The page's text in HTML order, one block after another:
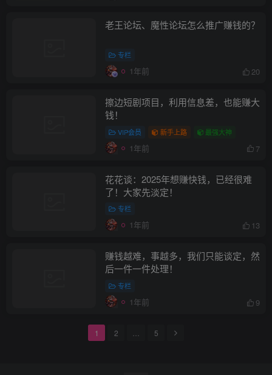
老王论坛、魔性论坛怎么推广赚钱的？
专栏
1年前 20
擦边短剧项目，利用信息差，也能赚大
钱！
VIP会员 新手上路 最强大神
1年前 7
花花谈：2025年想赚快钱，已经很难
了！大家先淡定！
专栏
1年前 13
赚钱越难，事越多，我们只能谈定，然
后一件一件处理！
专栏
1年前 9
1 2 5